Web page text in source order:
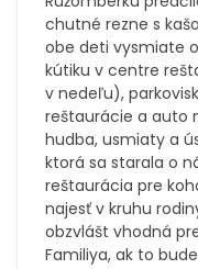
chutné rezne s
obe deti vysmiate
kútiku v centre
v nedeľu),
reštaurácie a auto
hudba, usmiaty a
ktorá sa starala o
reštaurácia pre
najesť v kruhu
obzvlášt vhodná
Familiya, ak to